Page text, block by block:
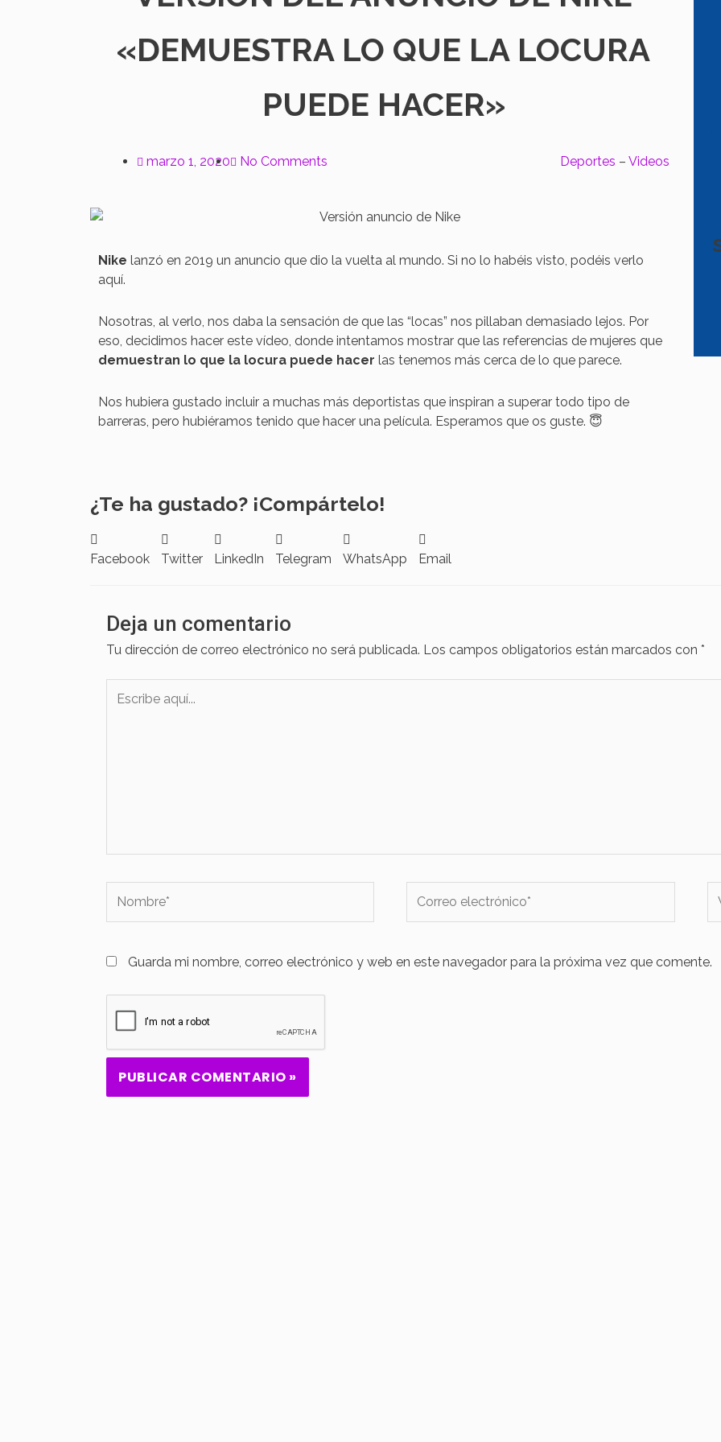
«DEMUESTRA LO QUE LA LOCURA
PUEDE HACER»
marzo 1, 2020 No Comments Deportes – Videos
Nike lanzó en 2019 un anuncio que dio la vuelta al mundo. Si no lo habéis visto, podéis verlo
aquí.
Nosotras, al verlo, nos daba la sensación de que las “locas” nos pillaban demasiado lejos. Por
eso, decidimos hacer este vídeo, donde intentamos mostrar que las referencias de mujeres que
demuestran lo que la locura puede hacer las tenemos más cerca de lo que parece.
Nos hubiera gustado incluir a muchas más deportistas que inspiran a superar todo tipo de
barreras, pero hubiéramos tenido que hacer una película. Esperamos que os guste. 😇
¿Te ha gustado? ¡Compártelo!
Facebook Twitter LinkedIn Telegram WhatsApp Email
Deja un comentario
Tu dirección de correo electrónico no será publicada. Los campos obligatorios están marcados con *
aquí...
electrónico*
Guarda mi nombre, correo electrónico y web en este navegador para la próxima vez que comente.